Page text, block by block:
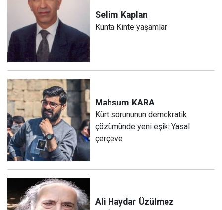
Selim Kaplan
Kunta Kinte yaşamlar
Mahsum KARA
Kürt sorununun demokratik
çözümünde yeni eşik: Yasal
çerçeve
Ali Haydar Üzülmez